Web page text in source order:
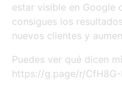
estar visible en Google
consigues los
nuevos clientes y
Puedes ver qué dicen
https://g.page/r/CfH8G-